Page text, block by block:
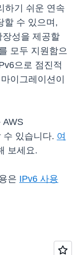
하기 쉬운 연속
할 수 있으며,
성을 제공할
모두 지원함으
으로 점진적
이그레이션이
AWS
수 있습니다. 여
보세요.
은 IPv6 사용